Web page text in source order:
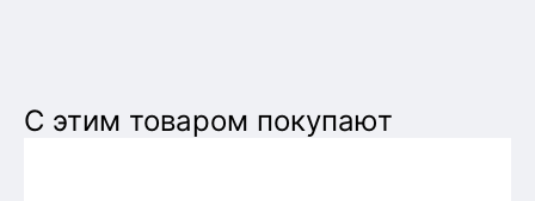
С этим товаром покупают